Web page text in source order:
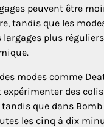
peuvent être
tandis que les
plus
modes comme
des
que dans
les cinq à dix